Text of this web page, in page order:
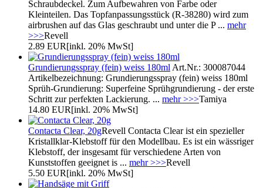
Schraubdeckel. Zum Aufbewahren von Farbe oder
Kleinteilen. Das Topfanpassungsstück (R-38280) wird zum
airbrushen auf das Glas geschraubt und unter die P ... mehr
>>>Revell
2.89 EUR[inkl. 20% MwSt]
Grundierungsspray (fein) weiss 180ml Art.Nr.: 300087044
Artikelbezeichnung: Grundierungsspray (fein) weiss 180ml
Sprüh-Grundierung: Superfeine Sprühgrundierung - der erste
Schritt zur perfekten Lackierung. ... mehr >>>Tamiya
14.80 EUR[inkl. 20% MwSt]
Contacta Clear, 20gRevell Contacta Clear ist ein spezieller
Kristallklar-Klebstoff für den Modellbau. Es ist ein wässriger
Klebstoff, der insgesamt für verschiedene Arten von
Kunststoffen geeignet is ... mehr >>>Revell
5.50 EUR[inkl. 20% MwSt]